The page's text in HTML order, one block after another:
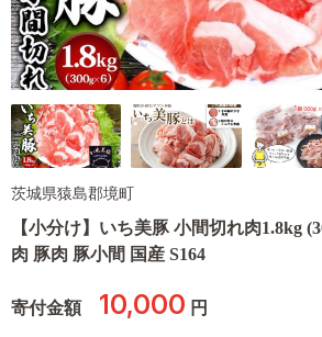
茨城県猿島郡境町
【小分け】いち美豚 小間切れ肉1.8kg
肉 豚肉 豚小間 国産 S164
寄付金額 10,000 円